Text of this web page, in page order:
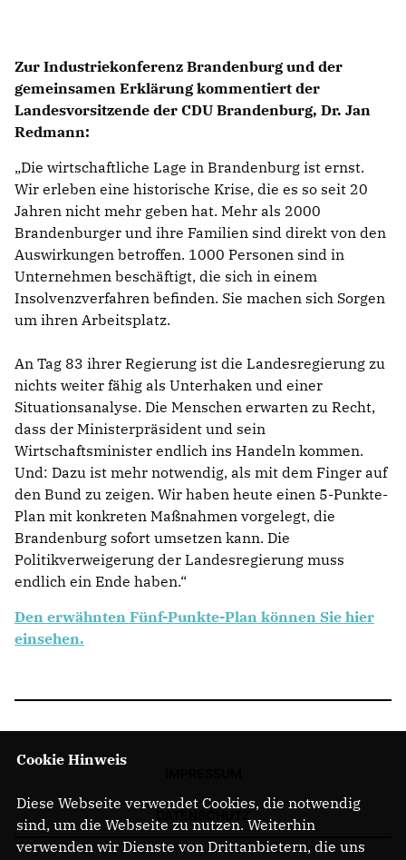
Zur Industriekonferenz Brandenburg und der
gemeinsamen Erklärung kommentiert der
Landesvorsitzende der CDU Brandenburg, Dr. Jan
Redmann:
Die wirtschaftliche Lage in Brandenburg ist ernst.
Wir erleben eine historische Krise, die es so seit 20
Jahren nicht mehr geben hat. Mehr als 2000
Brandenburger und ihre Familien sind direkt von den
Auswirkungen betroffen. 1000 Personen sind in
Unternehmen beschäftigt, die sich in einem
Insolvenzverfahren befinden. Sie machen sich Sorgen
um ihren Arbeitsplatz.
An Tag 83 ihrer Regierung ist die Landesregierung zu
nichts weiter fähig als Unterhaken und einer
Situationsanalyse. Die Menschen erwarten zu Recht,
dass der Ministerpräsident und sein
Wirtschaftsminister endlich ins Handeln kommen.
Und: Dazu ist mehr notwendig, als mit dem Finger auf
den Bund zu zeigen. Wir haben heute einen 5-Punkte-
Plan mit konkreten Maßnahmen vorgelegt, die
Brandenburg sofort umsetzen kann. Die
Politikverweigerung der Landesregierung muss
endlich ein Ende haben.“
Den erwähnten Fünf-Punkte-Plan können Sie hier
einsehen.
Cookie Hinweis
Diese Webseite verwendet Cookies, die notwendig
sind, um die Webseite zu nutzen. Weiterhin
verwenden wir Dienste von Drittanbietern, die uns